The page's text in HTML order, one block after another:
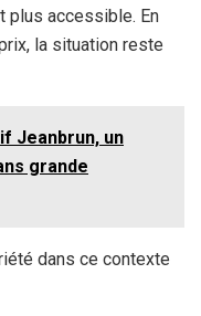
plus accessible. En
la situation reste
Jeanbrun, un
grande
dans ce contexte